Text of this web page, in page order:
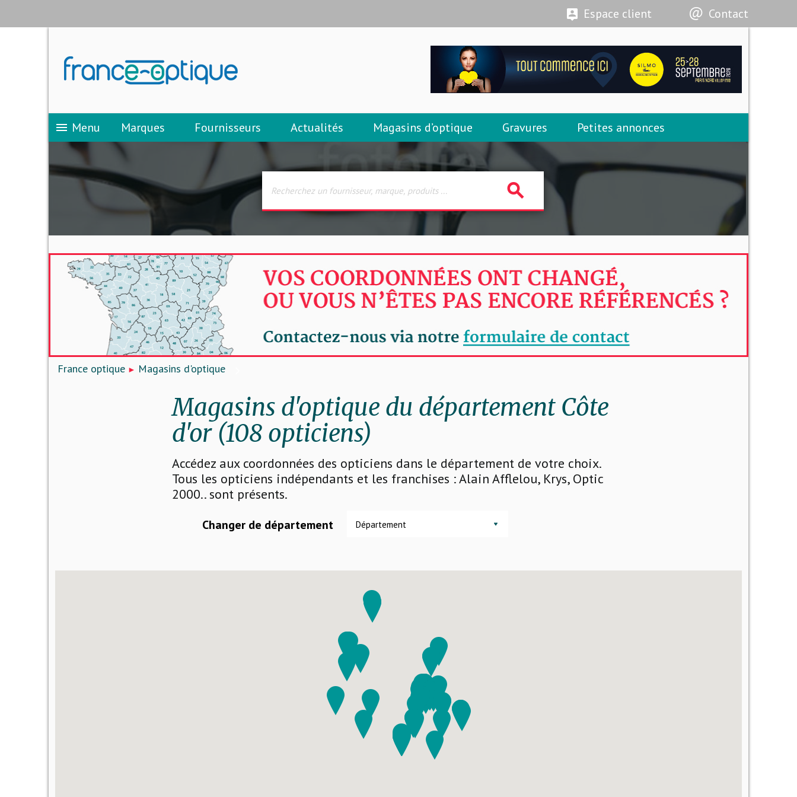
Espace client Contact
menu Menu Marques Fournisseurs Actualités Magasins d’optique Gravures Petites annonces
search
France optique Magasins d'optique
Magasins d'optique du département Côte
d'or (108 opticiens)
Accédez aux coordonnées des opticiens dans le département de votre choix.
Tous les opticiens indépendants et les franchises : Alain Afflelou, Krys, Optic
2000.. sont présents.
Changer de département Département